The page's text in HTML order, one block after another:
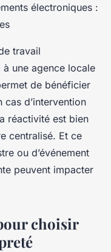
électroniques :
travail
une agence locale
de bénéficier
d’intervention
réactivité est bien
centralisé. Et ce
ou d’événement
peuvent impacter
choisir